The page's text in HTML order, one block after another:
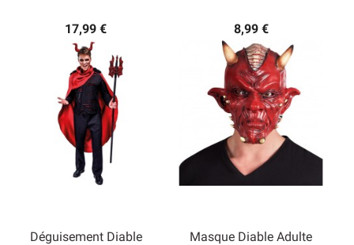
17,99 € 8,99 €
Déguisement Diable
Masque Diable Adulte